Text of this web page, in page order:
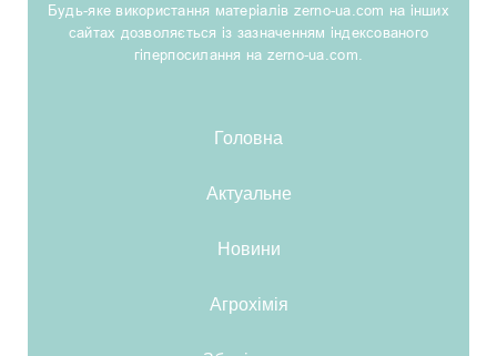
Будь-яке використання матеріалів zerno-ua.com на інших
сайтах дозволяється із зазначенням індексованого
гіперпосилання на zerno-ua.com.
Головна
Актуальне
Новини
Агрохімія